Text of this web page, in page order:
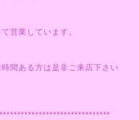
営業しています。
間ある方は是非ご来店下さい